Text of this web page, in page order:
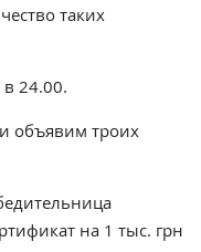
таких
в 24.00.
объявим троих
на 1 тыс. грн